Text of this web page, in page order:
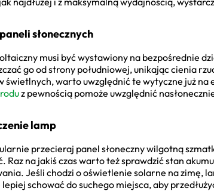
słonecznych
musi być wystawiony na bezpośrednie
go od strony południowej, unikając cienia
świetlnych, warto uwzględnić te wytyczne już
z pewnością pomoże uwzględnić
lamp
przecieraj panel słoneczny wilgotną
Raz na jakiś czas warto też sprawdzić stan
Jeśli chodzi o oświetlenie solarne na zimę,
schować do suchego miejsca, aby